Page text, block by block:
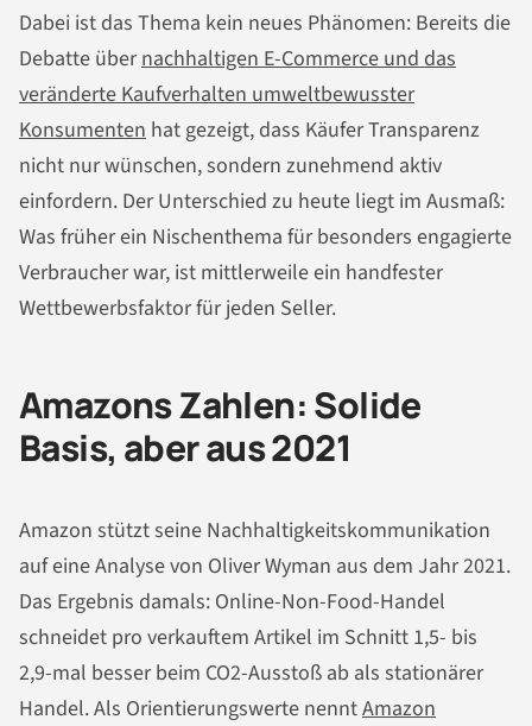
Dabei ist das Thema kein neues Phänomen: Bereits die
Debatte übernachhaltigen E-Commerce und das
veränderte Kaufverhalten umweltbewusster
Konsumenten hat gezeigt, dass Käufer Transparenz
nicht nur wünschen, sondern zunehmend aktiv
einfordern. Der Unterschied zu heute liegt im Ausmaß:
Was früher ein Nischenthema für besonders engagierte
Verbraucher war, ist mittlerweile ein handfester
Wettbewerbsfaktor für jeden Seller.
Amazons Zahlen: Solide
Basis, aber aus 2021
Amazon stützt seine Nachhaltigkeitskommunikation
auf eine Analyse von Oliver Wyman aus dem Jahr 2021.
Das Ergebnis damals: Online-Non-Food-Handel
schneidet pro verkauftem Artikel im Schnitt 1,5- bis
2,9-mal besser beim CO2-Ausstoß ab als stationärer
Handel. Als Orientierungswerte nenntAmazon